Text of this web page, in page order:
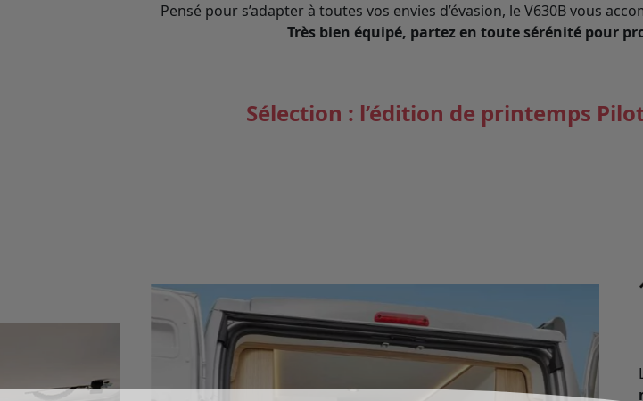
Pensé pour s’adapter à toutes vos envies d’évasion, le V630B vous
Très bien équipé, partez en toute sérénité pour
Sélection : l’édition de printemps